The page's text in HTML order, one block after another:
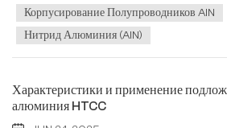
Корпусирование Полупроводников AlN
Нитрид Алюминия (AlN)
Характеристики и применение
алюминия HTCC